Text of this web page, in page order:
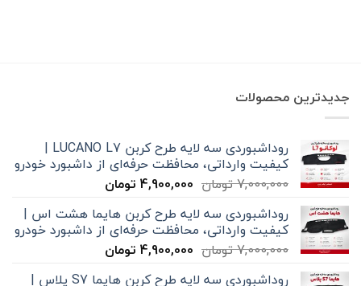
جدیدترین محصولات
روداشبوردی سه‌ لایه طرح کربن LUCANO L7 |
کیفیت وارداتی، محافظت حرفه‌ای از داشبورد خودرو
7,000,000تومان قیمت
7,000,000 تومان
بود.
4,900,000 تومانقیمت
4,900,000 تومان
است.
روداشبوردی سه‌ لایه طرح کربن هایما هشت اس |
کیفیت وارداتی، محافظت حرفه‌ای از داشبورد خودرو
7,000,000تومان قیمت
4,900,000 تومانقیمت
روداشبوردی سه‌ لایه طرح کربن هایما S7 پلاس |